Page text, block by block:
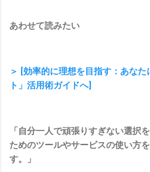
あわせて読みたい
＞ [効率的に理想を目指す：あな
ト」活用術ガイドへ]
「自分一人で頑張りすぎない選択
ためのツールやサービスの使い方
す。」